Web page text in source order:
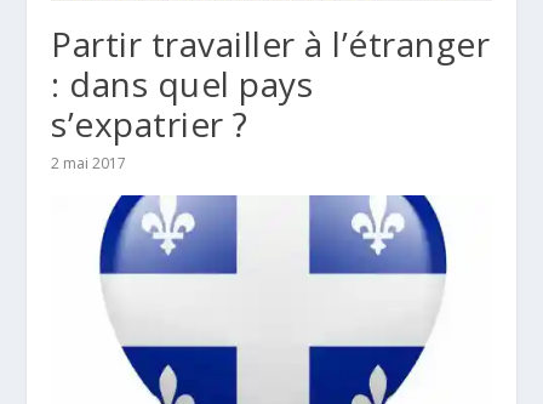
Partir travailler à l’étranger
: dans quel pays
s’expatrier ?
2 mai 2017